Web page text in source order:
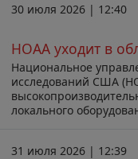
30 июля 2026 | 12:40
НОАА уходит в
Национальное
исследований США
локального
31 июля 2026 | 12:39